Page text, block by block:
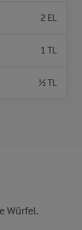
2 EL
1 TL
½ TL
Würfel.